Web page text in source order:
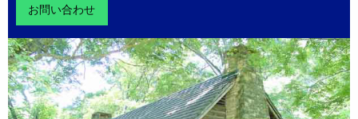
お問い合わせ